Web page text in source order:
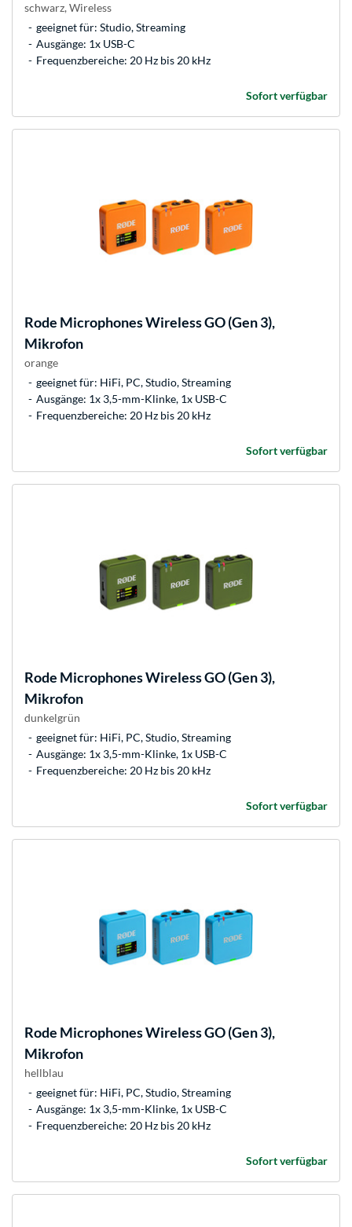
schwarz, Wireless
geeignet für: Studio, Streaming
Ausgänge: 1x USB-C
Frequenzbereiche: 20 Hz bis 20 kHz
Sofort verfügbar
Rode MicrophonesWireless GO (Gen 3),
Mikrofon
orange
geeignet für: HiFi, PC, Studio, Streaming
Ausgänge: 1x 3,5-mm-Klinke, 1x USB-C
Frequenzbereiche: 20 Hz bis 20 kHz
Sofort verfügbar
Rode MicrophonesWireless GO (Gen 3),
Mikrofon
dunkelgrün
geeignet für: HiFi, PC, Studio, Streaming
Ausgänge: 1x 3,5-mm-Klinke, 1x USB-C
Frequenzbereiche: 20 Hz bis 20 kHz
Sofort verfügbar
Rode MicrophonesWireless GO (Gen 3),
Mikrofon
hellblau
geeignet für: HiFi, PC, Studio, Streaming
Ausgänge: 1x 3,5-mm-Klinke, 1x USB-C
Frequenzbereiche: 20 Hz bis 20 kHz
Sofort verfügbar